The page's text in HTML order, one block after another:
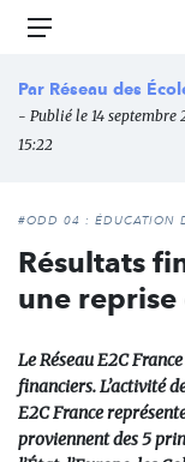
Aller
principal
Menu
Par Réseau des
- Publié le 14 septembre
15:22
#ODD 04 : ÉDUCATION
Résultats
une
Le Réseau E2C
financiers. L’activité
E2C France
proviennent des 5